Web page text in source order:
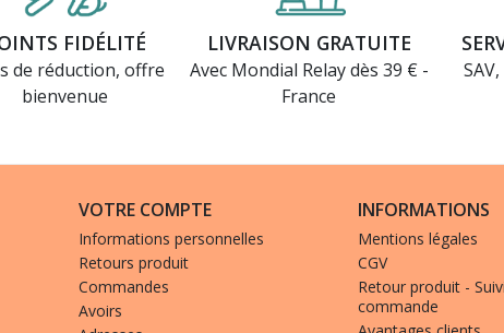
FIDÉLITÉ
de réduction, offre
bienvenue
LIVRAISON GRATUITE
Avec Mondial Relay dès 39 € -
France
VOTRE COMPTE
Informations personnelles
Retours produit
Commandes
Avoirs
INFORMATIONS
Mentions légales
CGV
Retour produit -
commande